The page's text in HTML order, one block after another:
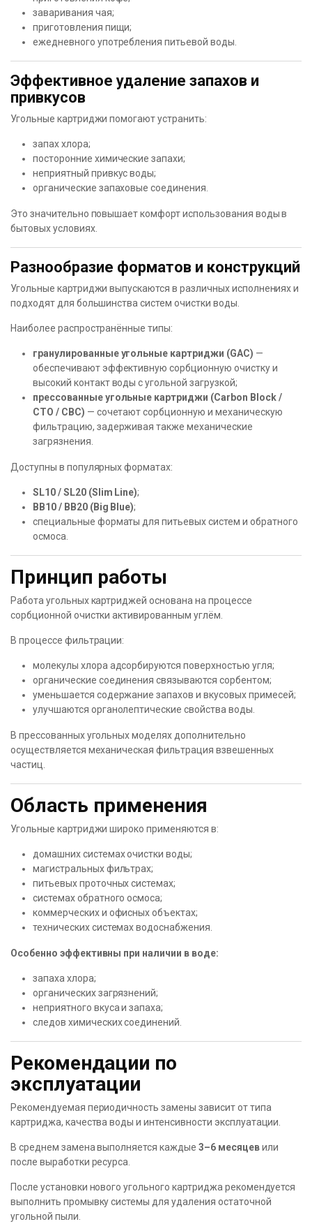
заваривания чая;
приготовления пищи;
ежедневного употребления питьевой воды.
Эффективное удаление запахов и
привкусов
Угольные картриджи помогают устранить:
запах хлора;
посторонние химические запахи;
неприятный привкус воды;
органические запаховые соединения.
Это значительно повышает комфорт использования воды в
бытовых условиях.
Разнообразие форматов и конструкций
Угольные картриджи выпускаются в различных исполнениях и
подходят для большинства систем очистки воды.
Наиболее распространённые типы:
гранулированные угольные картриджи (GAC) —
обеспечивают эффективную сорбционную очистку и
высокий контакт воды с угольной загрузкой;
прессованные угольные картриджи (Carbon Block /
CTO / CBC) — сочетают сорбционную и механическую
фильтрацию, задерживая также механические
загрязнения.
Доступны в популярных форматах:
SL10 / SL20 (Slim Line);
BB10 / BB20 (Big Blue);
специальные форматы для питьевых систем и обратного
осмоса.
Принцип работы
Работа угольных картриджей основана на процессе
сорбционной очистки активированным углём.
В процессе фильтрации:
молекулы хлора адсорбируются поверхностью угля;
органические соединения связываются сорбентом;
уменьшается содержание запахов и вкусовых примесей;
улучшаются органолептические свойства воды.
В прессованных угольных моделях дополнительно
осуществляется механическая фильтрация взвешенных
частиц.
Область применения
Угольные картриджи широко применяются в:
домашних системах очистки воды;
магистральных фильтрах;
питьевых проточных системах;
системах обратного осмоса;
коммерческих и офисных объектах;
технических системах водоснабжения.
Особенно эффективны при наличии в воде:
запаха хлора;
органических загрязнений;
неприятного вкуса и запаха;
следов химических соединений.
Рекомендации по
эксплуатации
Рекомендуемая периодичность замены зависит от типа
картриджа, качества воды и интенсивности эксплуатации.
В среднем замена выполняется каждые 3–6 месяцевили
после выработки ресурса.
После установки нового угольного картриджа рекомендуется
выполнить промывку системы для удаления остаточной
угольной пыли.